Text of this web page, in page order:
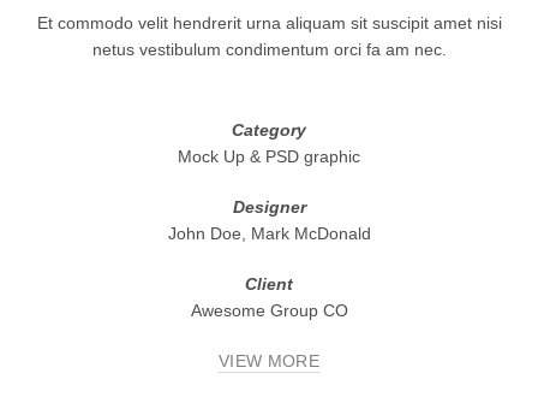
Et commodo velit hendrerit urna aliquam sit suscipit amet nisi
netus vestibulum condimentum orci fa am nec.
Category
Mock Up & PSD graphic
Designer
John Doe, Mark McDonald
Client
Awesome Group CO
VIEW MORE